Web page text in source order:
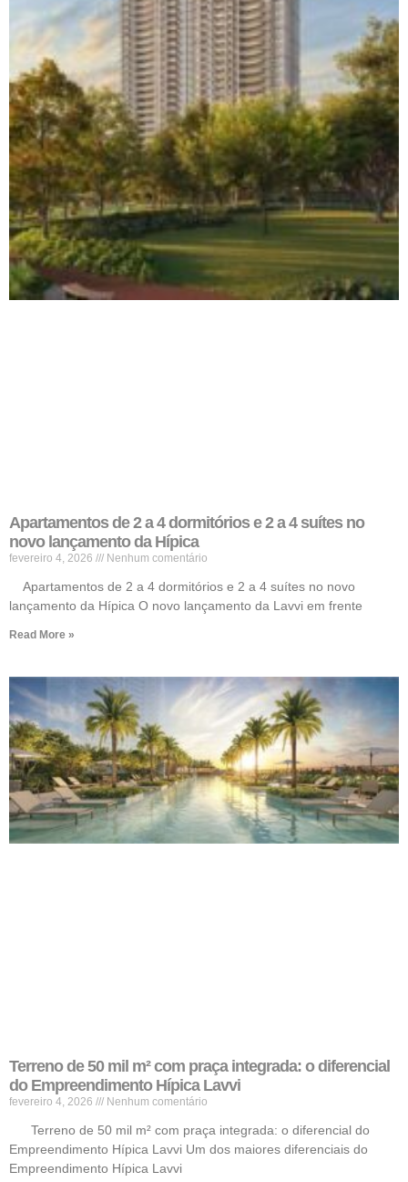
Apartamentos de 2 a 4 dormitórios e 2 a 4 suítes no
novo lançamento da Hípica
fevereiro 4, 2026 Nenhum comentário
Apartamentos de 2 a 4 dormitórios e 2 a 4 suítes no novo
lançamento da Hípica O novo lançamento da Lavvi em frente
Read More »
Terreno de 50 mil m² com praça integrada: o diferencial
do Empreendimento Hípica Lavvi
fevereiro 4, 2026 Nenhum comentário
Terreno de 50 mil m² com praça integrada: o diferencial do
Empreendimento Hípica Lavvi Um dos maiores diferenciais do
Empreendimento Hípica Lavvi